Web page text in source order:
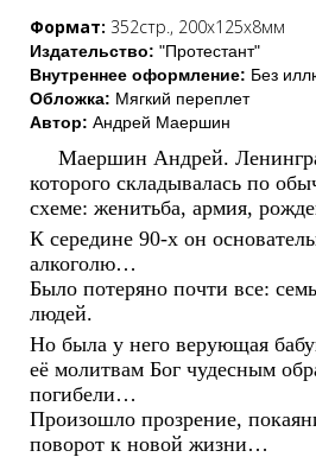
Формат: 352стр., 200х125х8мм
Издательство: "Протестант"
Внутреннее оформление: Без
Обложка: Мягкий переплет
Автор: Андрей Маершин
Маершин Андрей.
которого складывалась по
схеме: женитьба, армия,
К середине 90-х он
алкоголю…
Было потеряно почти все:
людей.
Но была у него верующая
её молитвам Бог чудесным
погибели…
Произошло прозрение,
поворот к новой жизни…